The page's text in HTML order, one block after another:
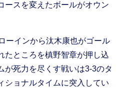
ースを変えたボールがオウン
ーインから汰木康也がゴール
たところを槙野智章が押し込
が死力を尽くす戦いは3-3のタ
ショナルタイムに突入してい